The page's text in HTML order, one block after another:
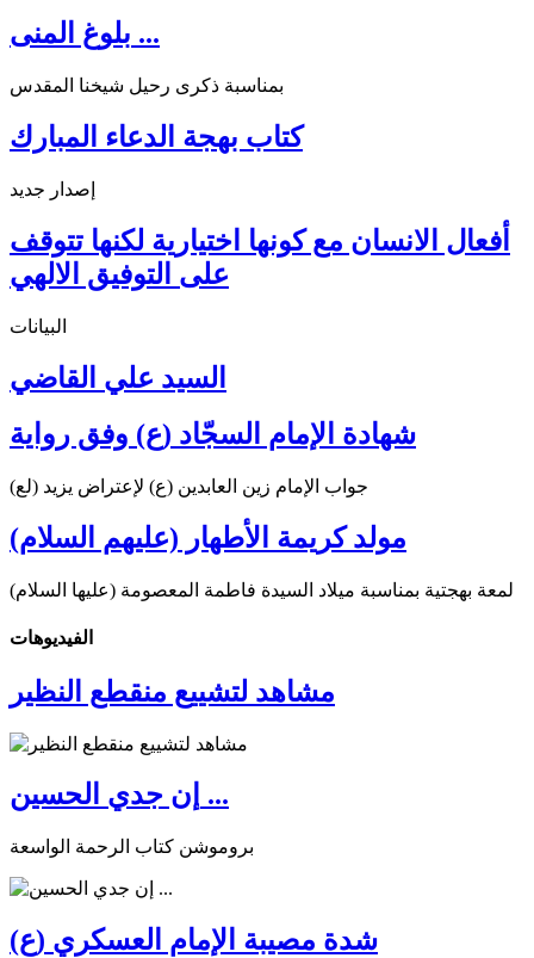
بلوغ المنى ...
بمناسبة ذكرى رحيل شيخنا المقدس
كتاب بهجة الدعاء المبارك
إصدار جديد
أفعال الانسان مع كونها اختيارية لكنها تتوقف
على التوفيق الالهي
البيانات
السيد علي القاضي
شهادة الإمام السجّاد (ع) وفق رواية
جواب الإمام زين العابدين (ع) لإعتراض يزيد (لع)
مولد كريمة الأطهار (عليهم السلام)
لمعة بهجتية بمناسبة ميلاد السيدة فاطمة المعصومة (عليها السلام)
الفیدیوهات
مشاهد لتشييع منقطع النظير
إن جدي الحسين ...
بروموشن كتاب الرحمة الواسعة
شدة مصيبة الإمام العسكري (ع)